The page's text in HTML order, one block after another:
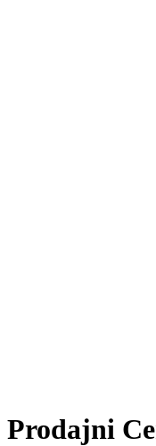
Prodajni